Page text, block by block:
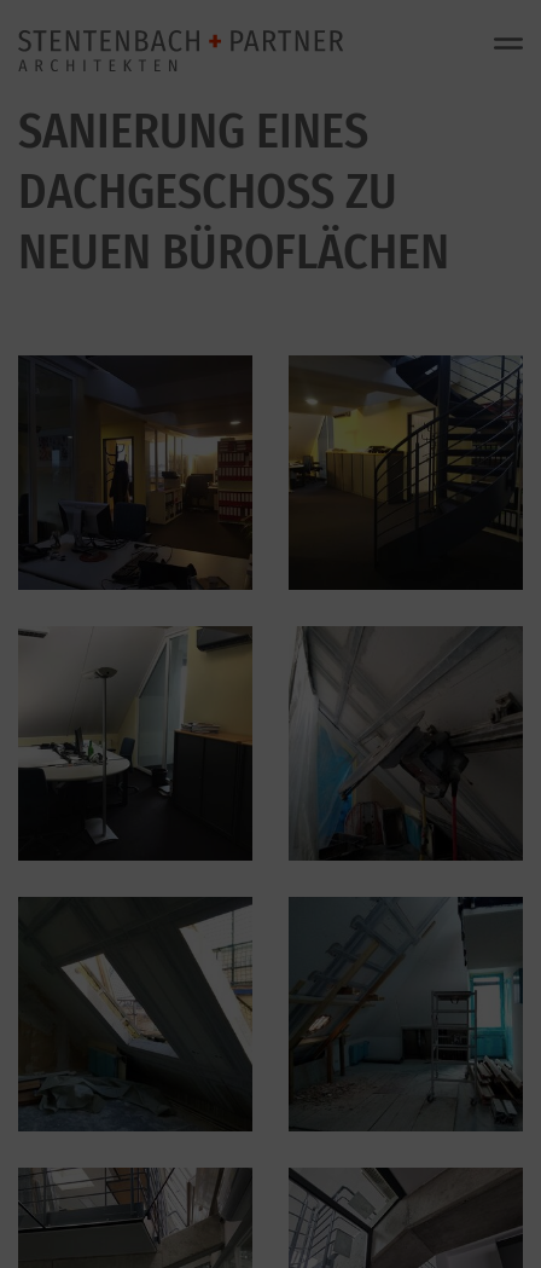
SANIERUNG EINES
DACHGESCHOSS ZU
NEUEN BÜROFLÄCHEN